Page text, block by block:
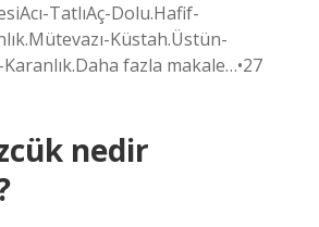
TatlıAç-Dolu.Hafif-
Küstah.Üstün-
fazla makale…•27
nedir